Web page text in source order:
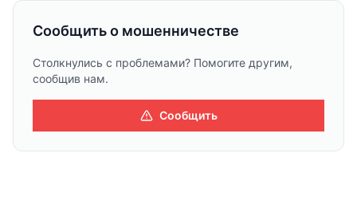
Сообщить о мошенничестве
Столкнулись с проблемами? Помогите другим,
сообщив нам.
Сообщить